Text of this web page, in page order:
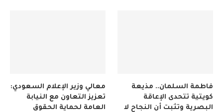
معالي وزير الإعلام السعودي:
تعزيز التعاون مع النيابة
العامة لحماية الحقوق
فاطمة السلمان.. مذيعة
كويتية تتحدى الإعاقة
البصرية وتثبت أن النجاح لا